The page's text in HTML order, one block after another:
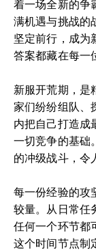
着一场全新的争
满机遇与挑战的
坚定前行，成为
答案都藏在每一
新服开荒期，是
家们纷纷组队、
内把自己打造成
一切竞争的基础
的冲级战斗，令
每一份经验的攻
较量。从日常任
任何一个环节都
这个时间节点制